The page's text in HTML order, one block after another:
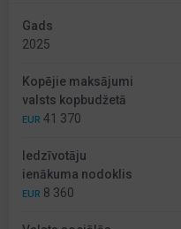
Gads
2025
Kopējie maksājumi
valsts kopbudžetā
EUR 41 370
Iedzīvotāju
ienākuma nodoklis
EUR 8 360